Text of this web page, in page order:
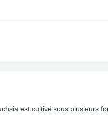
est cultivé sous plusieurs